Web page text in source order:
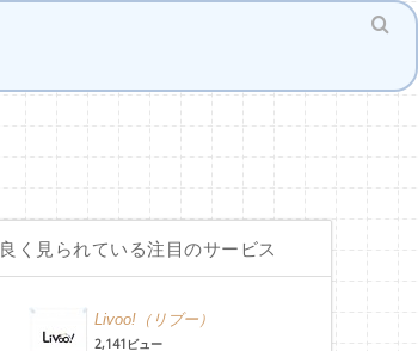
良く見られている注目のサービス
Livoo!（リブー）
2,141ビュー